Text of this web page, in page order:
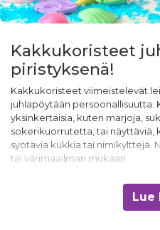
Kakkukoristeet
piristyksenä!
Kakkukoristeet viimeistelevät
juhlapöytään persoonallisuutta.
yksinkertaisia, kuten marjoja,
sokerikuorrutetta, tai näyttäviä,
syötäviä kukkia tai nimikylttejä.
tai värimaailman mukaan.
Lue